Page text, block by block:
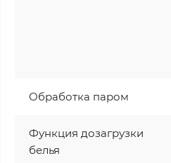
Обработка паром
Функция дозагрузки
белья